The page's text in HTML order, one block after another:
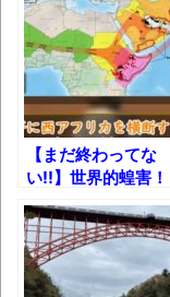
長野県の
ｗ
新装版「
ん（上）（下
【画像】
グラビアに挑
歴ログは
進撃の巨
【まだ終わってな
い!!】世界的蝗害！
4000億匹のバッ
行方と人類に残さ
最終手段……